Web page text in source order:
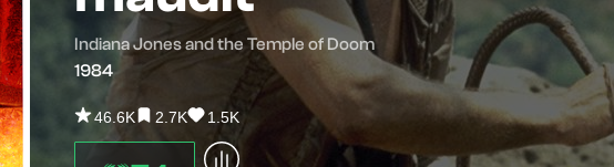
Indiana Jones and the Temple of Doom
1984
46.6K 2.7K 1.5K